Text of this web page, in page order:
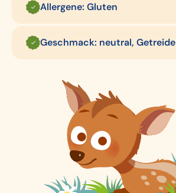
Allergene: Gluten
Geschmack: neutral, Getreide